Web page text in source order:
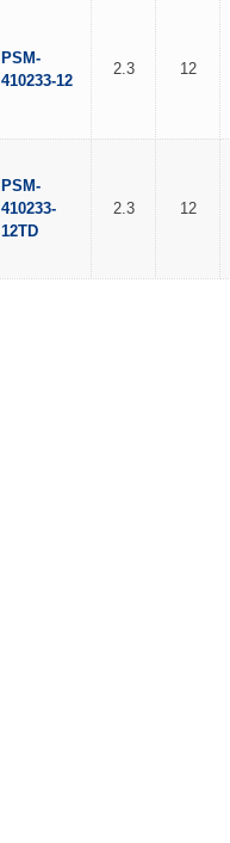
PSM-
410233-12
2.3 12
PSM-
410233-
12TD
2.3 12